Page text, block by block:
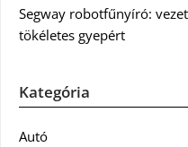
Segway robotfűnyíró:
tökéletes gyepért
Kategória
Autó